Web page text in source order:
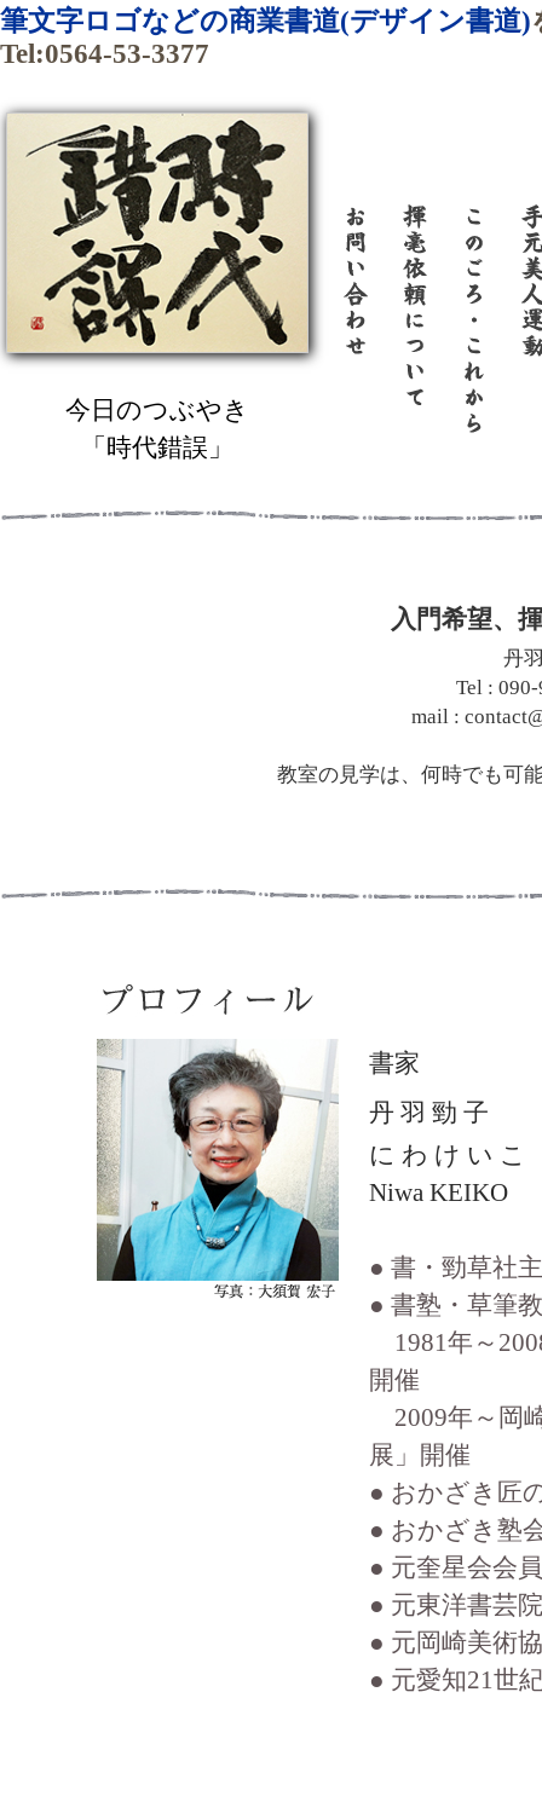
筆文字ロゴなどの商業書道(デザイン書道)
Tel:0564-53-3377
今日のつぶやき
「時代錯誤」
入門希望、
丹
Tel :
mail :
教室の見学は、何時でも可
書家
丹 羽 勁 子
に わ け い こ
Niwa KEIKO
● 書・勁草社
● 書塾・草筆
1981年～
開催
2009年～岡
展」開催
● おかざき匠
● おかざき塾
● 元奎星会会員
● 元東洋書芸
● 元岡崎美術
● 元愛知21世